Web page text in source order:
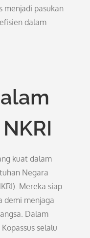
menjadi pasukan
dalam
kuat dalam
Negara
Mereka siap
demi menjaga
Dalam
selalu